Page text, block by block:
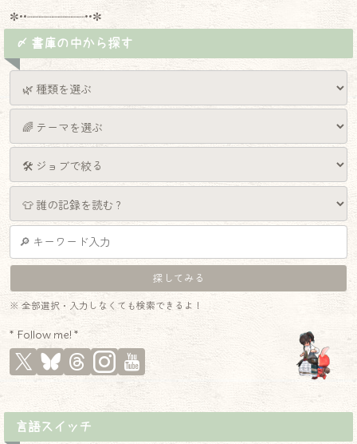
✼••┈┈┈┈┈┈┈┈┈••✼
〆 書庫の中から探す
※ 全部選択・入力しなくても検索できるよ！
* Follow me! *
言語スイッチ